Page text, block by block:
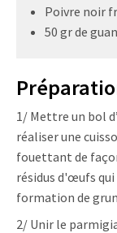
Poivre noir
50 gr de
1/ Mettre un bol
réaliser une
fouettant de
résidus d'œufs qui
formation de
2/ Unir le